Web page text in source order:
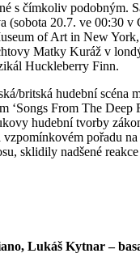
s čímkoliv
20.7. ve 00:30
of Art in New
Matky Kuráž v
Huckleberry Finn.
britská hudební
‘Songs From The
hudební tvorby
pořadu
sklidily nadšené
Lukáš Kytnar –